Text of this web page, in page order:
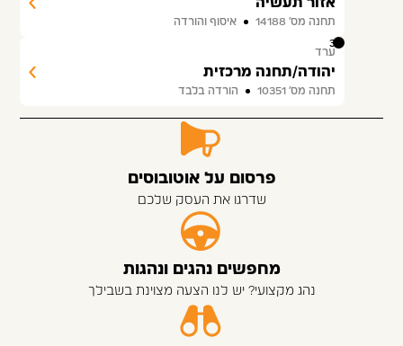
תחנה מס׳ 14188 איסוף והורדה
30
ערד
יהודה/תחנה מרכזית
תחנה מס׳ 10351 הורדה בלבד
פרסום על אוטובוסים
שדרגו את העסק שלכם
מחפשים נהגים ונהגות
נהג מקצועי? יש לנו הצעה מצוינת בשבילך